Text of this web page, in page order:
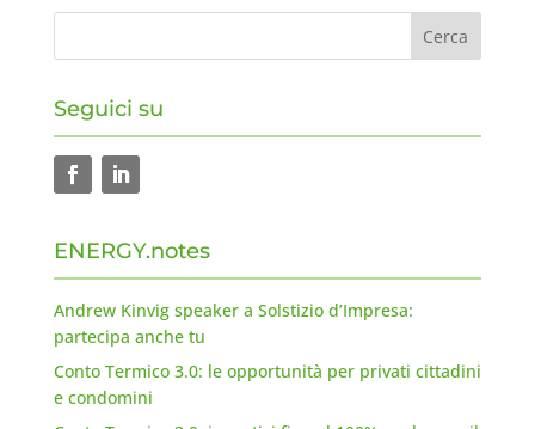
Seguici su
ENERGY.notes
Andrew Kinvig speaker a Solstizio d’Impresa:
partecipa anche tu
Conto Termico 3.0: le opportunità per privati cittadini
e condomini